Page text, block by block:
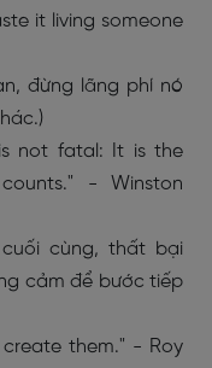
it living someone
đừng lãng phí nó
not fatal: It is the
- Winston
cùng, thất bại
cảm để bước tiếp
them." - Roy